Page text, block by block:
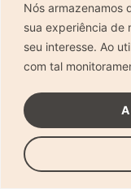
Nós armazenamos
sua experiência de
seu interesse. Ao
com tal
Diário de uma
Dica de
no ensaio
Dica de
fotografia